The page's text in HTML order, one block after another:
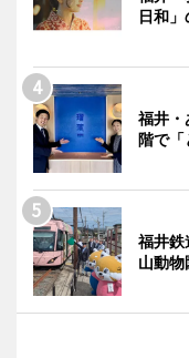
日和
福井
階で「
福井
山動